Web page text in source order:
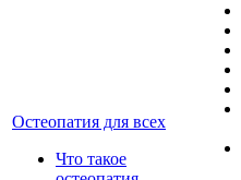
Остеопатия для всех
Что такое